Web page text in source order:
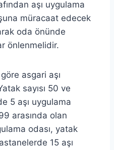
aşı uygulama
müracaat edecek
oda önünde
önlenmelidir.
asgari aşı
sayısı 50 ve
5 aşı uygulama
arasında olan
odası, yatak
15 aşı